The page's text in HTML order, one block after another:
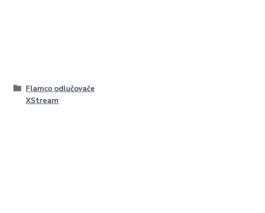
Flamco odlučovače
XStream